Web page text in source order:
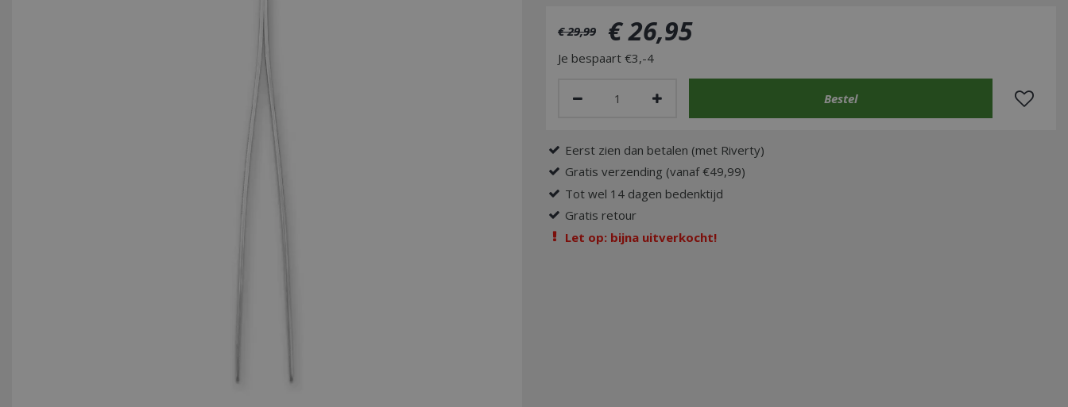
€ 29,99 €26,95
Je bespaart €3,-4
Eerst zien dan betalen (met Riverty)
Gratis verzending (vanaf €49,99)
Tot wel 14 dagen bedenktijd
Gratis retour
Let op: bijna uitverkocht!